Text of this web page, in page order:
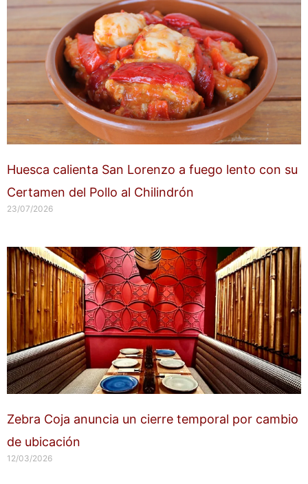
Huesca calienta San Lorenzo a fuego lento con su
Certamen del Pollo al Chilindrón
23/07/2026
Zebra Coja anuncia un cierre temporal por cambio
de ubicación
12/03/2026